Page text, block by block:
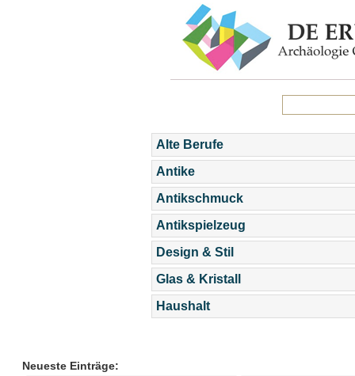
Alte Berufe
Antike
Antikschmuck
Antikspielzeug
Design & Stil
Glas & Kristall
Haushalt
Neueste Einträge: